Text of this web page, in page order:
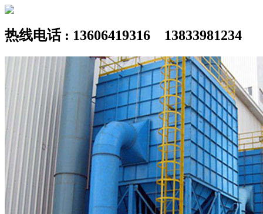
热线电话 : 13606419316 13833981234